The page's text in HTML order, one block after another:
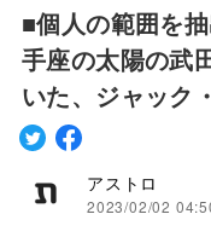
■個人の範囲を
手座の太陽の武
いた、ジャック
アストロ
2023/02/02